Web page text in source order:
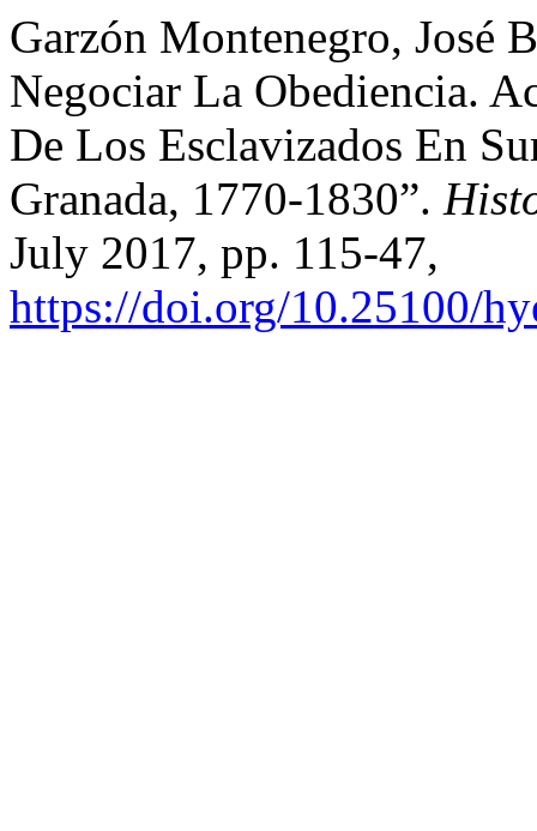
Garzón Montenegro, José
Negociar La Obediencia.
De Los Esclavizados En
Granada, 1770-1830”.
July 2017, pp. 115-47,
https://doi.org/10.25100/